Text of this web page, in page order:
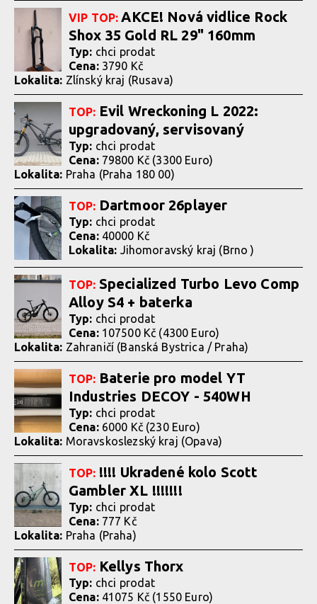
VIP TOP: AKCE! Nová vidlice Rock
Shox 35 Gold RL 29" 160mm
Typ: chci prodat
Cena: 3790 Kč
Lokalita: Zlínský kraj (Rusava)
TOP: Evil Wreckoning L 2022:
upgradovaný, servisovaný
Typ: chci prodat
Cena: 79800 Kč (3300 Euro)
Lokalita: Praha (Praha 180 00)
TOP: Dartmoor 26player
Typ: chci prodat
Cena: 40000 Kč
Lokalita: Jihomoravský kraj (Brno )
TOP: Specialized Turbo Levo Comp
Alloy S4 + baterka
Typ: chci prodat
Cena: 107500 Kč (4300 Euro)
Lokalita: Zahraničí (Banská Bystrica / Praha)
TOP: Baterie pro model YT
Industries DECOY - 540WH
Typ: chci prodat
Cena: 6000 Kč (230 Euro)
Lokalita: Moravskoslezský kraj (Opava)
TOP: !!!! Ukradené kolo Scott
Gambler XL !!!!!!!
Typ: chci prodat
Cena: 777 Kč
Lokalita: Praha (Praha)
TOP: Kellys Thorx
Typ: chci prodat
Cena: 41075 Kč (1550 Euro)